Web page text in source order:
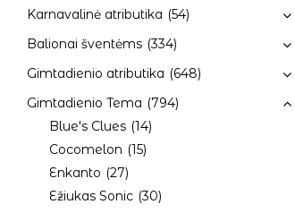
Karnavalinė atributika (54)
Balionai šventėms (334)
Gimtadienio atributika (648)
Gimtadienio Tema (794)
Blue's Clues (14)
Cocomelon (15)
Enkanto (27)
Ežiukas Sonic (30)